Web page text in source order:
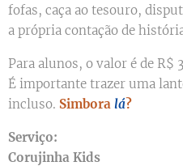
fofas, caça ao tesouro,
a própria contação de
Para alunos, o valor é de R$
É importante trazer uma
incluso. Simbora lá?
Serviço:
Corujinha Kids